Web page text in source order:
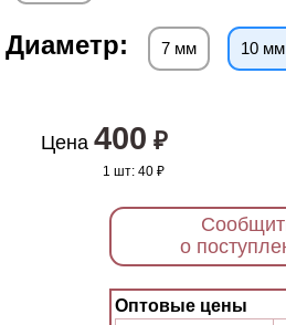
Диаметр: 7 мм 10 мм
Цена 400 ₽
1 шт:40 ₽
о
Оптовые цены